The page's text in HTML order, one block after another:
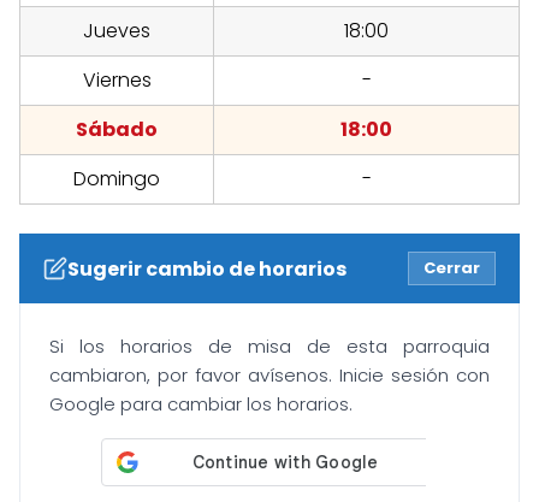
Jueves
18:00
Viernes
-
Sábado
18:00
Domingo
-
Sugerir cambio de horarios Cerrar
Si los horarios de misa de esta parroquia
cambiaron, por favor avísenos. Inicie sesión con
Google para cambiar los horarios.